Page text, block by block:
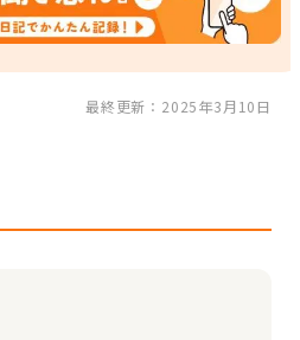
最終更新：2025年3月10日